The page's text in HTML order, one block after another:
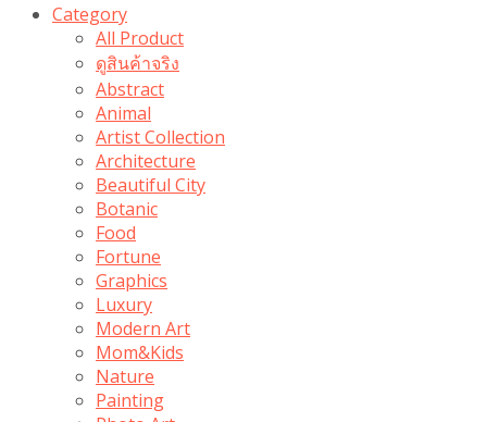
Category
All Product
ดูสินค้าจริง
Abstract
Animal
Artist Collection
Architecture
Beautiful City
Botanic
Food
Fortune
Graphics
Luxury
Modern Art
Mom&Kids
Nature
Painting